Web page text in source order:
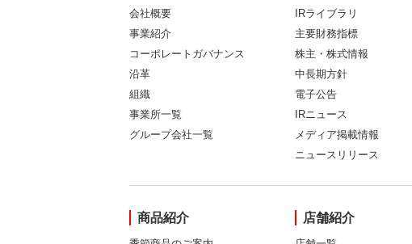
会社概要
事業紹介
コーポレートガバナンス
沿革
組織
事業所一覧
グループ会社一覧
IRライブラリ
主要財務指標
株主・株式情報
中長期方針
電子公告
IRニュース
メディア掲載情報
ニュースリリース
商品紹介 店舗紹介